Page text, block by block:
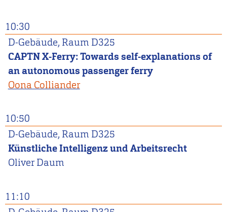
10:30
D-Gebäude, Raum D325
CAPTN X-Ferry: Towards self-explanations of
an autonomous passenger ferry
Oona Colliander
10:50
D-Gebäude, Raum D325
Künstliche Intelligenz und Arbeitsrecht
Oliver Daum
11:10